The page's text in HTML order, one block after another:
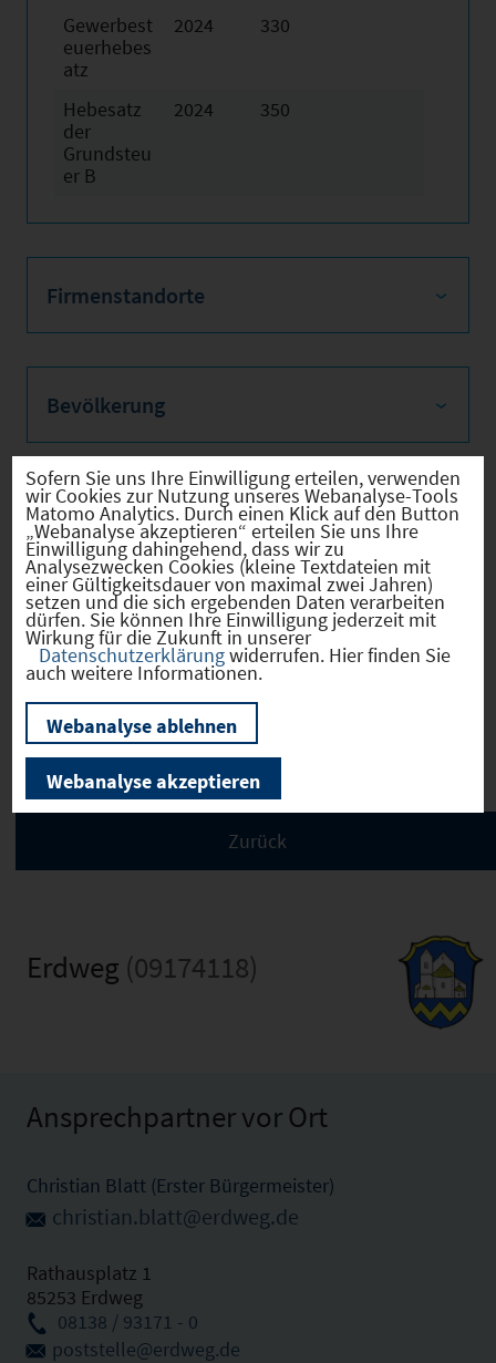
Gewerbest
euerhebes
atz
2024 330
Hebesatz
der
Grundsteu
er B
2024 350
Firmenstandorte
Bevölkerung
Sozialvers. Beschäftigte
Verkehrsinfrastruktur
Kommunale Infrastruktur
Erdweg (09174118)
Ansprechpartner vor Ort
Christian Blatt (Erster Bürgermeister)
christian.blatt@erdweg.de
Rathausplatz 1
85253 Erdweg
08138 / 93171 - 0
poststelle@erdweg.de
Sofern Sie uns Ihre Einwilligung erteilen, verwenden
wir Cookies zur Nutzung unseres Webanalyse-Tools
Matomo Analytics. Durch einen Klick auf den Button
„Webanalyse akzeptieren“ erteilen Sie uns Ihre
Einwilligung dahingehend, dass wir zu
Analysezwecken Cookies (kleine Textdateien mit
einer Gültigkeitsdauer von maximal zwei Jahren)
setzen und die sich ergebenden Daten verarbeiten
dürfen. Sie können Ihre Einwilligung jederzeit mit
Wirkung für die Zukunft in unserer
Datenschutzerklärungwiderrufen. Hier finden Sie
auch weitere Informationen.
Webanalyse ablehnen
Webanalyse akzeptieren